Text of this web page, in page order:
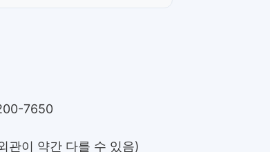
7650
관이 약간 다를 수 있음)